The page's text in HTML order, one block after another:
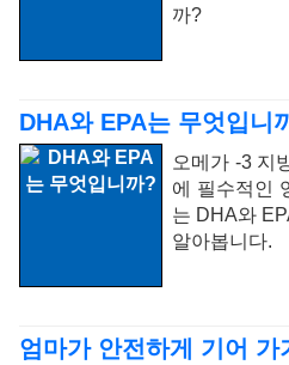
까?
DHA와 EPA는 무엇입니
오메가 -3 지
에 필수적인
는 DHA와
알아봅니다.
엄마가 안전하게 기어 가